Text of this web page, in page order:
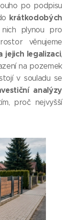
po podpisu
krátkodobých
plynou pro
věnujeme
jejich legalizaci,
na pozemek
v souladu se
analýzy
proč nejvyšší